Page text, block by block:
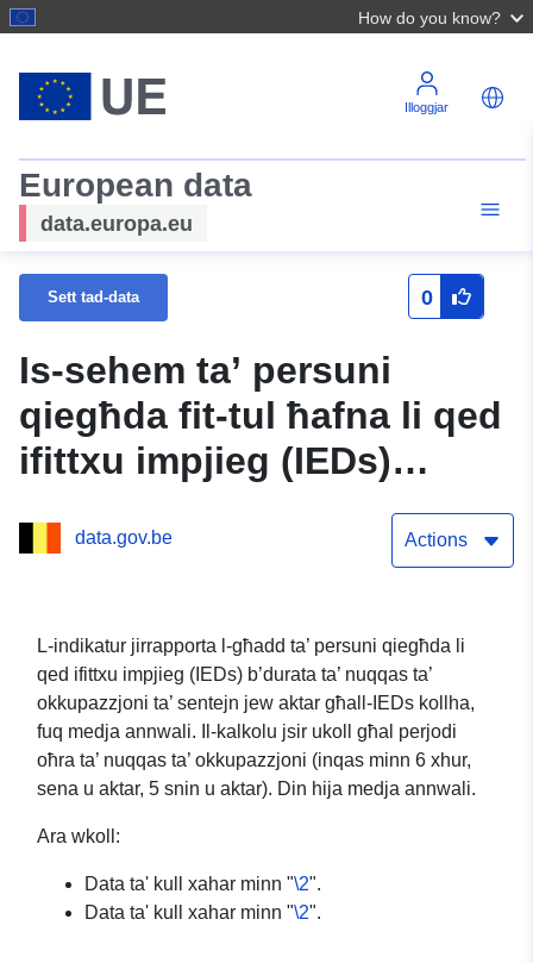
How do you know?
Illoggjar
European data
data.europa.eu
Sett tad-data 0
Is-sehem ta’ persuni
qiegħda fit-tul ħafna li qed
ifittxu impjieg (IEDs)
data.gov.be Actions
L-indikatur jirrapporta l-għadd ta’ persuni qiegħda li
qed ifittxu impjieg (IEDs) b’durata ta’ nuqqas ta’
okkupazzjoni ta’ sentejn jew aktar għall-IEDs kollha,
fuq medja annwali. Il-kalkolu jsir ukoll għal perjodi
oħra ta’ nuqqas ta’ okkupazzjoni (inqas minn 6 xhur,
sena u aktar, 5 snin u aktar). Din hija medja annwali.
Ara wkoll:
Data ta' kull xahar minn "\2".
Data ta' kull xahar minn "\2".